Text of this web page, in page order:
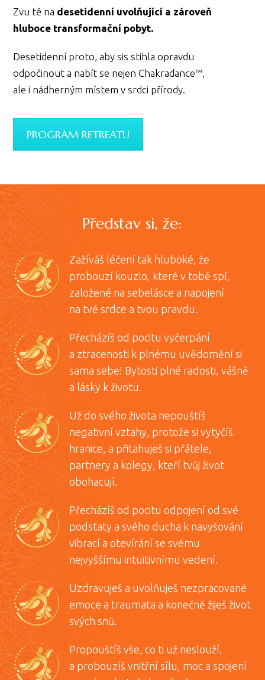
Zvu tě na desetidenní uvolňující a zároveň
hluboce transformační pobyt.
Desetidenní proto, aby sis stihla opravdu
odpočinout a nabít se nejen Chakradance™,
ale i nádherným místem v srdci přírody.
PROGRAM RETREATU
Představ si, že:
Zažíváš léčení tak hluboké, že
probouzí kouzlo, které v tobě spí,
založené na sebelásce a napojení
na tvé srdce a tvou pravdu.
Přecházíš od pocitu vyčerpání
a ztracenosti k plnému uvědomění si
sama sebe! Bytosti plné radosti, vášně
a lásky k životu.
Už do svého života nepouštíš
negativní vztahy, protože si vytyčíš
hranice, a přitahuješ si přátele,
partnery a kolegy, kteří tvůj život
obohacují.
Přecházíš od pocitu odpojení od své
podstaty a svého ducha k navyšování
vibrací a otevírání se svému
nejvyššímu intuitivnímu vedení.
Uzdravuješ a uvolňuješ nezpracované
emoce a traumata a konečně žiješ život
svých snů.
Propouštíš vše, co ti už neslouží,
a probouzíš vnitřní sílu, moc a spojení